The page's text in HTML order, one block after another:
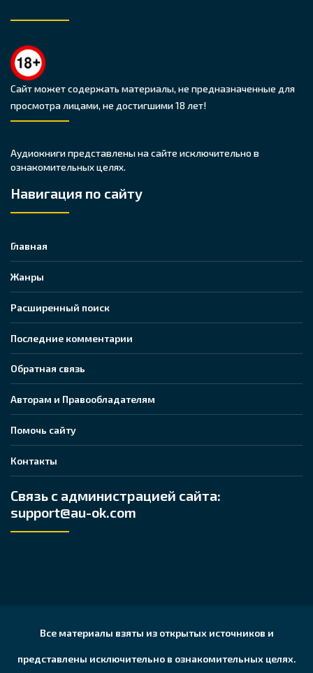
Сайт может содержать материалы, не предназначенные для
просмотра лицами, не достигшими 18 лет!
Аудиокниги представлены на сайте исключительно в
ознакомительных целях.
Навигация по сайту
Главная
Жанры
Расширенный поиск
Последние комментарии
Обратная связь
Авторам и Правообладателям
Помочь сайту
Контакты
Связь с администрацией сайта:
support@au-ok.com
Все материалы взяты из открытых источников и
представлены исключительно в ознакомительных целях.